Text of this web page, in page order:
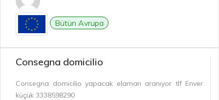
Bütün Avrupa
Consegna domicilio
Consegna domicilio yapacak elaman aranıyor tlf Enver
küçük 3338598290